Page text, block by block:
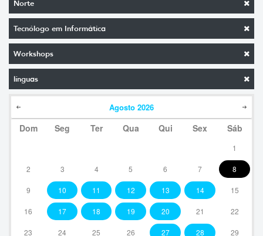
Norte
Tecnólogo em Informática
Workshops
línguas
Agosto 2026
Dom Seg Ter Qua Qui Sex Sáb
1
2 3 4 5 6 7 8
9 10 11 12 13 14 15
16 17 18 19 20 21 22
23 24 25 26 27 28 29